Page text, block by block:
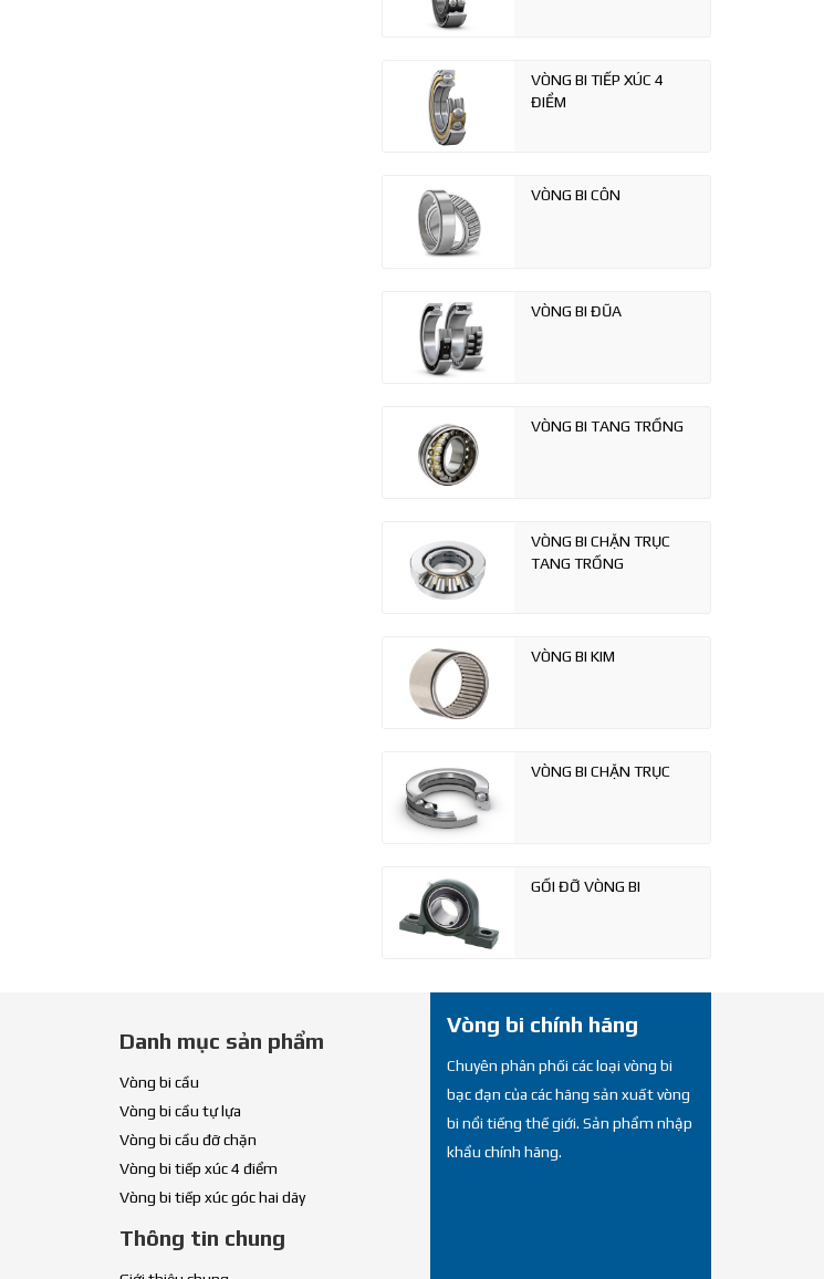
VÒNG BI TIẾP XÚC 4
ĐIỂM
VÒNG BI CÔN
VÒNG BI ĐŨA
VÒNG BI TANG TRỐNG
VÒNG BI CHẶN TRỤC
TANG TRỐNG
VÒNG BI KIM
VÒNG BI CHẶN TRỤC
GỐI ĐỠ VÒNG BI
Danh mục sản phẩm
Vòng bi cầu
Vòng bi cầu tự lựa
Vòng bi cầu đỡ chặn
Vòng bi tiếp xúc 4 điểm
Vòng bi tiếp xúc góc hai dãy
Thông tin chung
Vòng bi chính hãng
Chuyên phân phối các loại vòng bi
bạc đạn của các hãng sản xuất vòng
bi nổi tiếng thế giới. Sản phẩm nhập
khẩu chính hãng.